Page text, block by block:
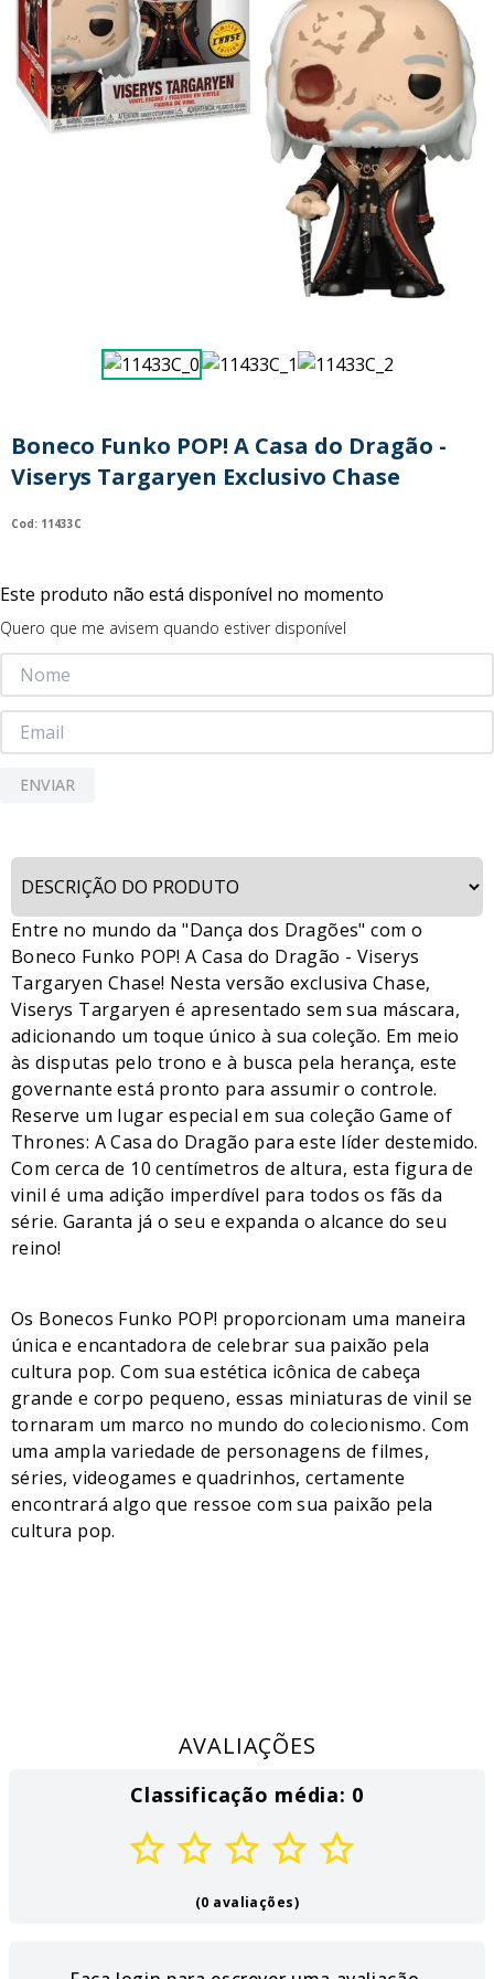
Boneco Funko POP! A Casa do Dragão -
Viserys Targaryen Exclusivo Chase
: 11433C
Este produto não está disponível no momento
Quero que me avisem quando estiver disponível
ENVIAR
Entre no mundo da "Dança dos Dragões" com o
Boneco Funko POP! A Casa do Dragão - Viserys
Targaryen Chase! Nesta versão exclusiva Chase,
Viserys Targaryen é apresentado sem sua máscara,
adicionando um toque único à sua coleção. Em meio
às disputas pelo trono e à busca pela herança, este
governante está pronto para assumir o controle.
Reserve um lugar especial em sua coleção Game of
Thrones: A Casa do Dragão para este líder destemido.
Com cerca de 10 centímetros de altura, esta figura de
vinil é uma adição imperdível para todos os fãs da
série. Garanta já o seu e expanda o alcance do seu
reino!
Os Bonecos Funko POP! proporcionam uma maneira
única e encantadora de celebrar sua paixão pela
cultura pop. Com sua estética icônica de cabeça
grande e corpo pequeno, essas miniaturas de vinil se
tornaram um marco no mundo do colecionismo. Com
uma ampla variedade de personagens de filmes,
séries, videogames e quadrinhos, certamente
encontrará algo que ressoe com sua paixão pela
cultura pop.
AVALIAÇÕES
Classificação média: 0
(0 avaliações)
9º
guerreiras kpop
10º bluey